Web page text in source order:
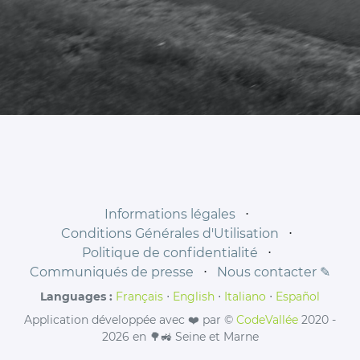
Informations légales
⋅
Conditions Générales d'Utilisation
⋅
Politique de confidentialité
⋅
Communiqués de presse
⋅ Nous contacter ✎
Languages : Français ⋅ English ⋅ Italiano ⋅ Español
Application développée avec ❤️ par © CodeVallée 2020 -
2026 en 🌳🚜 Seine et Marne